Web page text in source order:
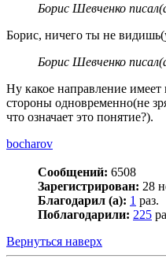
Борис Шевченко
Борис, ничего ты не
Борис Шевченко
Ну какое направление имеет
стороны одновременно(не
что означает это понятие?).
bocharov
Сообщений: 6508
Зарегистрирован: 28
Благодарил (а): 1 раз.
Поблагодарили: 225
Вернуться наверх